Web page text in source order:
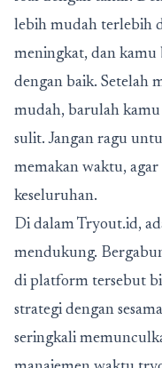
lebih mudah terlebih
meningkat, dan kamu
dengan baik. Setelah
mudah, barulah
sulit. Jangan ragu
memakan waktu,
keseluruhan.
Di dalam Tryout.id,
mendukung.
di platform tersebut
strategi dengan
seringkali